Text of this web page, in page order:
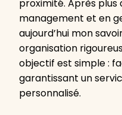
proximité. Après plus
management et en
aujourd’hui mon
organisation
objectif est simple :
garantissant un
personnalisé.